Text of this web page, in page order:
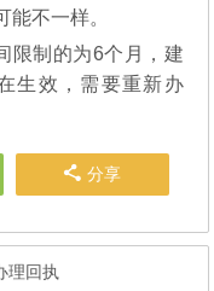
不一样。
限制的为6个月，建
生效，需要重新办
分享
理回执